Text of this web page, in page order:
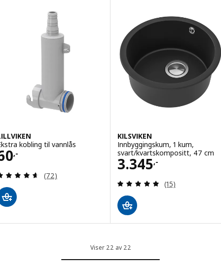
kobling til vannlås
,- 60,-
Gjennomgang: 4.6 av 5 stjerner. Samlede
(72)
KILSVIKEN
Innbyggingskum, 1 kum,
svart/kvartskompositt, 47 cm
3.345,-
Pris 3345,-
Gjennomgang:
(15)
Viser 22 av 22